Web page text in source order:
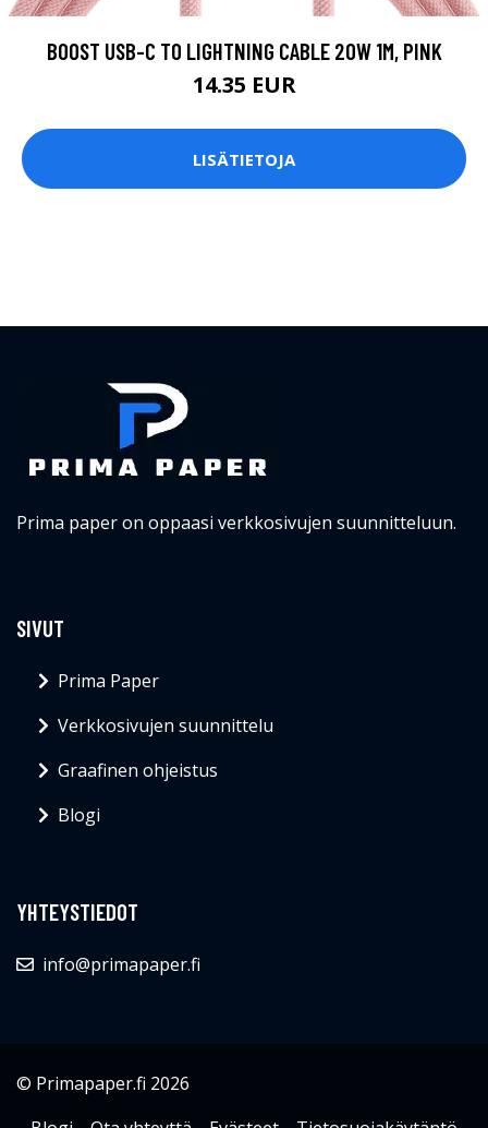
BOOST USB-C TO LIGHTNING CABLE 20W 1M, PINK
14.35 EUR
LISÄTIETOJA
Prima paper on oppaasi verkkosivujen suunnitteluun.
SIVUT
Prima Paper
Verkkosivujen suunnittelu
Graafinen ohjeistus
Blogi
YHTEYSTIEDOT
info@primapaper.fi
© Primapaper.fi 2026